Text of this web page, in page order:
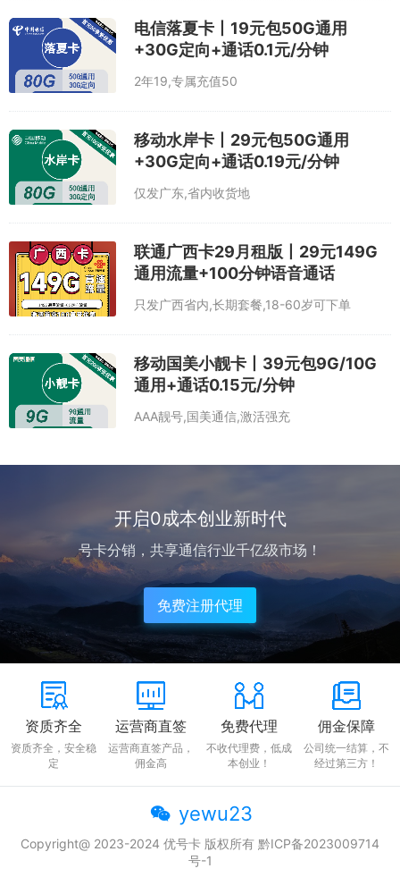
电信落夏卡丨19元包50G通用
+30G定向+通话0.1元/分钟
2年19,专属充值50
移动水岸卡丨29元包50G通用
+30G定向+通话0.19元/分钟
仅发广东,省内收货地
联通广西卡29月租版丨29元149G
通用流量+100分钟语音通话
只发广西省内,长期套餐,18-60岁可下单
移动国美小靓卡丨39元包9G/10G
通用+通话0.15元/分钟
AAA靓号,国美通信,激活强充
开启0成本创业新时代
号卡分销，共享通信行业千亿级市场！
免费注册代理
资质齐全
资质齐全，安全稳
定
运营商直签
运营商直签产品，
佣金高
免费代理
不收代理费，低成
本创业！
佣金保障
公司统一结算，不
经过第三方！
yewu23
Copyright@ 2023-2024 优号卡 版权所有 黔ICP备2023009714
号-1